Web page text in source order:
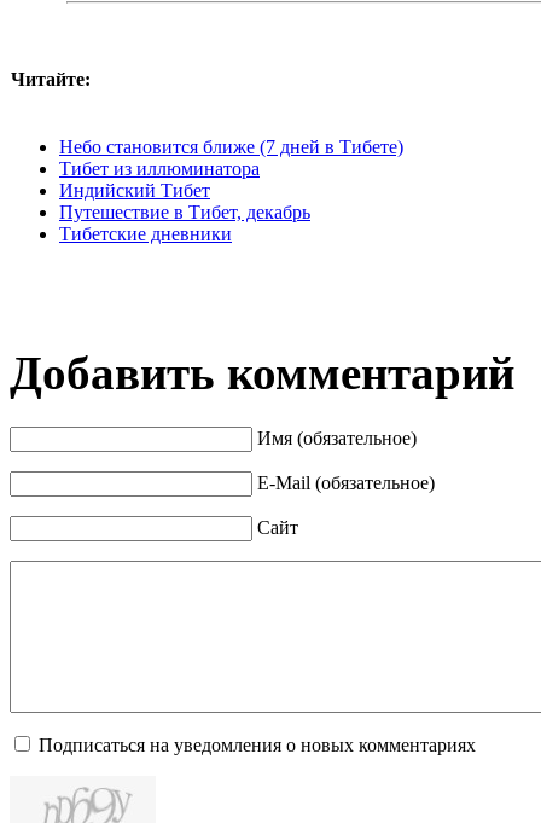
Читайте:
Небо становится ближе (7 дней в Тибете)
Тибет из иллюминатора
Индийский Тибет
Путешествие в Тибет, декабрь
Тибетские дневники
Добавить комментарий
Имя (обязательное)
E-Mail (обязательное)
Сайт
Подписаться на уведомления о новых комментариях